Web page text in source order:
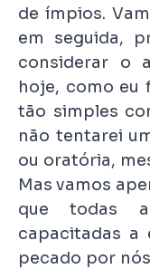
de ímpios.
em seguida,
considerar o
hoje, como eu
tão simples
não tentarei
ou oratória,
Mas vamos
que todas
capacitadas a
pecado por